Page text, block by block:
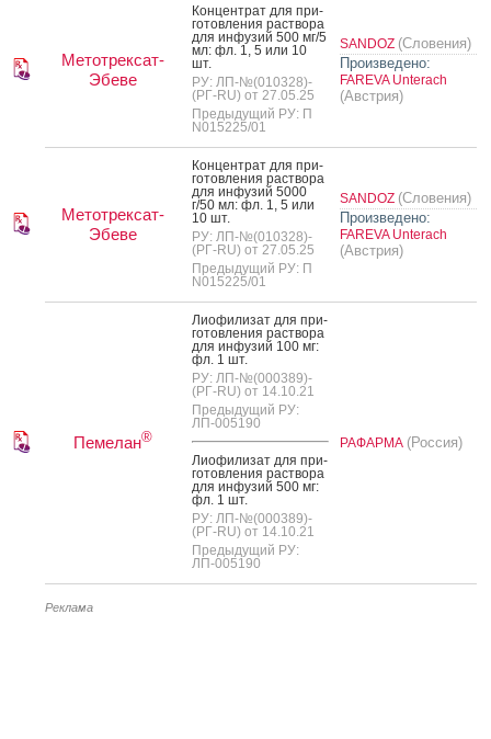
Метотрексат-
Эбеве
Кон­цен­трат для при­
готов­ле­ния рас­тво­ра
для ин­фу­зий 500 мг/5
мл: фл. 1, 5 или 10
шт.
РУ: ЛП-№(010328)-
(РГ-RU) от 27.05.25
Предыдущий РУ: П
N015225/01
SANDOZ (Словения)
Произведено:
FAREVA Unterach
(Австрия)
Метотрексат-
Эбеве
Кон­цен­трат для при­
готов­ле­ния рас­тво­ра
для ин­фу­зий 5000
г/50 мл: фл. 1, 5 или
10 шт.
РУ: ЛП-№(010328)-
(РГ-RU) от 27.05.25
Предыдущий РУ: П
N015225/01
SANDOZ (Словения)
Произведено:
FAREVA Unterach
(Австрия)
Пемелан®
Ли­офи­лизат для при­
готов­ле­ния рас­тво­ра
для ин­фу­зий 100 мг:
фл. 1 шт.
РУ: ЛП-№(000389)-
(РГ-RU) от 14.10.21
Предыдущий РУ:
ЛП-005190
Ли­офи­лизат для при­
готов­ле­ния рас­тво­ра
для ин­фу­зий 500 мг:
фл. 1 шт.
РУ: ЛП-№(000389)-
(РГ-RU) от 14.10.21
Предыдущий РУ:
ЛП-005190
РАФАРМА (Россия)
Реклама